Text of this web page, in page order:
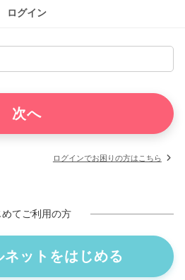
ログイン
ログインでお困りの方はこちら
めてご利用の方
ネットをはじめる